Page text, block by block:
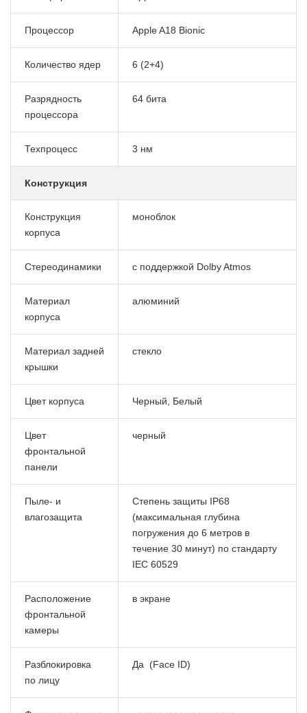
Процессор Apple A18 Bionic
Количество ядер 6 (2+4)
Разрядность
процессора
64 бита
Техпроцесс 3 нм
Конструкция
Конструкция
корпуса
моноблок
Стереодинамики с поддержкой Dolby Atmos
Материал
корпуса
алюминий
Материал задней
крышки
стекло
Цвет корпуса Черный, Белый
Цвет
фронтальной
панели
черный
Пыле- и
влагозащита
Степень защиты IP68
(максимальная глубина
погружения до 6 метров в
течение 30 минут) по стандарту
IEC 60529
Расположение
фронтальной
камеры
в экране
Разблокировка
по лицу
Да (Face ID)